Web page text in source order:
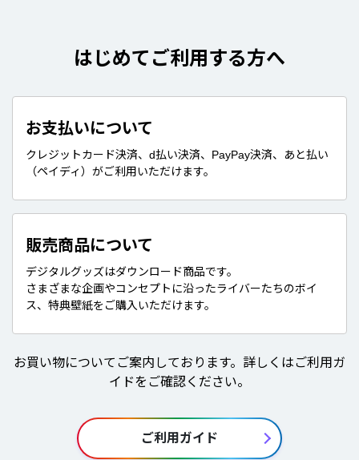
はじめてご利用する方へ
お支払いについて
クレジットカード決済、d払い決済、PayPay決済、あと払い
（ペイディ）がご利用いただけます。
販売商品について
デジタルグッズはダウンロード商品です。
さまざまな企画やコンセプトに沿ったライバーたちのボイ
ス、特典壁紙をご購入いただけます。
お買い物についてご案内しております。詳しくはご利用ガ
イドをご確認ください。
ご利用ガイド